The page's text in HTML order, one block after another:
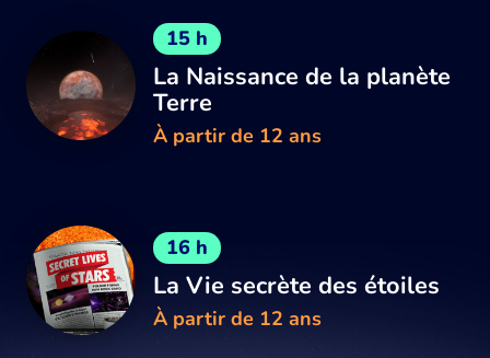
15 h
La Naissance de la planète
Terre
À partir de 12 ans
16 h
La Vie secrète des étoiles
À partir de 12 ans